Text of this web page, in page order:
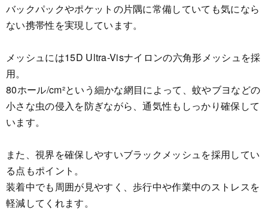
バックパックやポケットの片隅に常備していても気になら
ない携帯性を実現しています。
メッシュには15D Ultra-Visナイロンの六角形メッシュを採
用。
80ホール/cm²という細かな網目によって、蚊やブヨなどの
小さな虫の侵入を防ぎながら、通気性もしっかり確保して
います。
また、視界を確保しやすいブラックメッシュを採用してい
る点もポイント。
装着中でも周囲が見やすく、歩行中や作業中のストレスを
軽減してくれます。